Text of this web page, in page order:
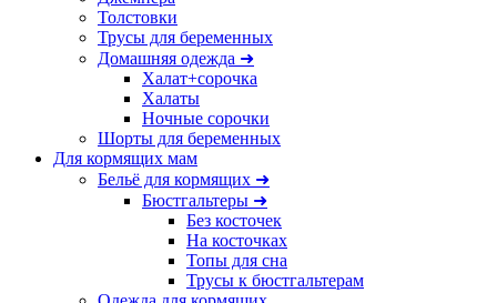
Толстовки
Трусы для беременных
Домашняя одежда ➜
Халат+сорочка
Халаты
Ночные сорочки
Шорты для беременных
Для кормящих мам
Бельё для кормящих ➜
Бюстгальтеры ➜
Без косточек
На косточках
Топы для сна
Трусы к бюстгальтерам